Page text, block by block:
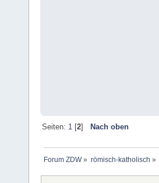
Seiten: 1[2] Nach oben
Forum ZDW» römisch-katholisch »